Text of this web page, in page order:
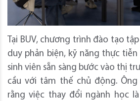
Tại BUV, chương trình đào tạo
duy phản biện, kỹ năng thực
sinh viên sẵn sàng bước vào thị
cầu với tâm thế chủ động.
rằng việc thay đổi ngành học